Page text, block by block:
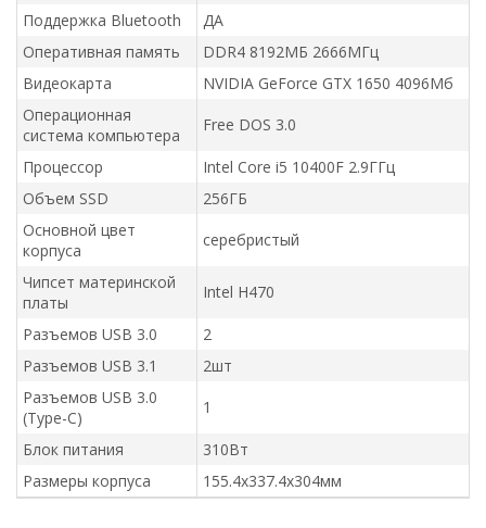
Поддержка Bluetooth
ДА
Оперативная память
DDR4 8192МБ 2666МГц
Видеокарта
NVIDIA GeForce GTX 1650 4096Мб
Операционная
система компьютера
Free DOS 3.0
Процессор
Intel Core i5 10400F 2.9ГГц
Объем SSD
256ГБ
Основной цвет
корпуса
серебристый
Чипсет материнской
платы
Intel H470
Разъемов USB 3.0
2
Разъемов USB 3.1
2шт
Разъемов USB 3.0
(Type-C)
1
Блок питания
310Вт
Размеры корпуса
155.4x337.4x304мм